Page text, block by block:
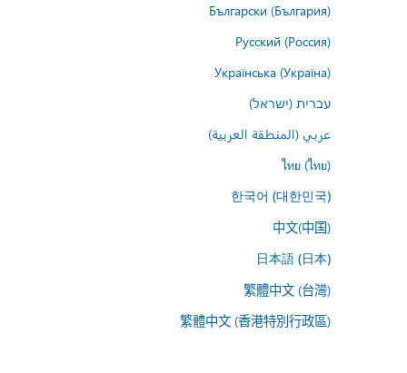
Български (България)
Русский (Россия)
Українська (Україна)
עברית (ישראל)
عربي (المنطقة العربية)
ไทย (ไทย)
한국어 (대한민국)
中文(中国)
日本語 (日本)
繁體中文 (台灣)
繁體中文 (香港特別行政區)